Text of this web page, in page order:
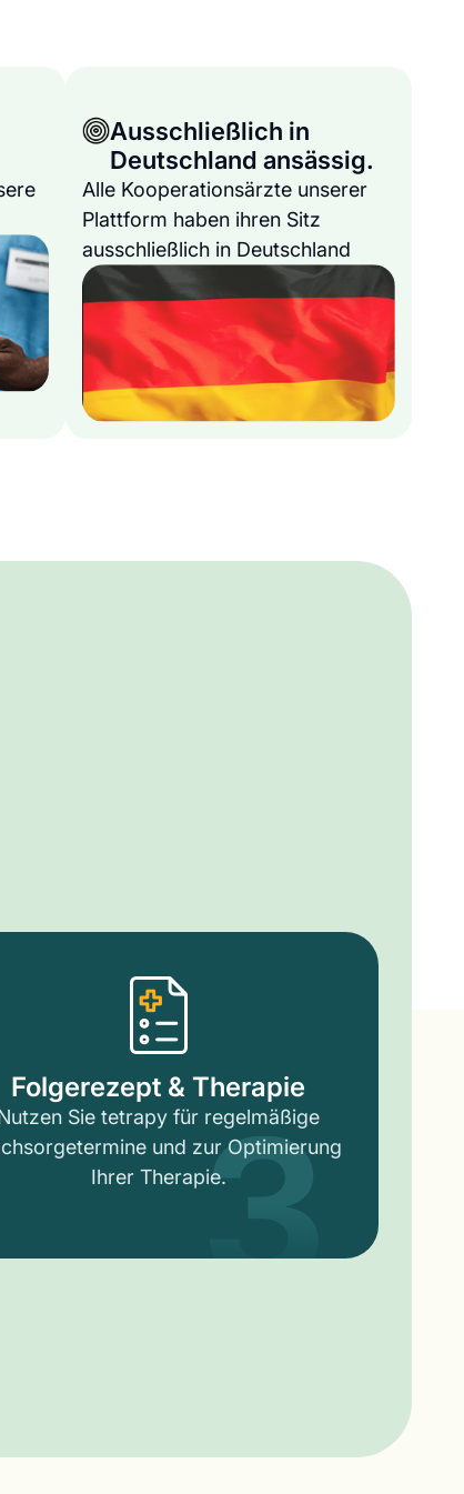
Ausschließlich in
Deutschland ansässig.
Alle Kooperationsärzte unserer
Plattform haben ihren Sitz
ausschließlich in Deutschland
Folgerezept & Therapie
Sie tetrapy für regelmäßige
und zur Optimierung
Ihrer Therapie.3